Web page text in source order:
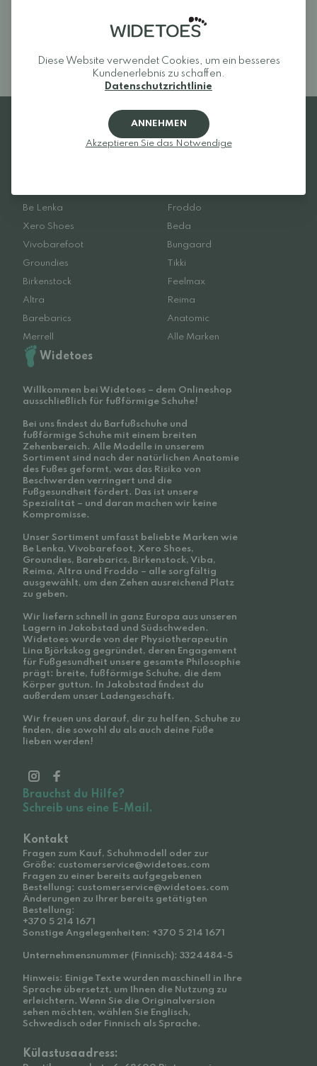
Be Lenka
Froddo
Xero Shoes
Beda
Vivobarefoot
Bungaard
Groundies
Tikki
Birkenstock
Feelmax
Altra
Reima
Barebarics
Anatomic
Merrell
Alle Marken
Widetoes
Willkommen bei Widetoes – dem Onlineshop
ausschließlich für fußförmige Schuhe!
Bei uns findest du Barfußschuhe und
fußförmige Schuhe mit einem breiten
Zehenbereich. Alle Modelle in unserem
Sortiment sind nach der natürlichen Anatomie
des Fußes geformt, was das Risiko von
Beschwerden verringert und die
Fußgesundheit fördert. Das ist unsere
Spezialität – und daran machen wir keine
Kompromisse.
Unser Sortiment umfasst beliebte Marken wie
Be Lenka, Vivobarefoot, Xero Shoes,
Groundies, Barebarics, Birkenstock, Viba,
Reima, Altra und Froddo – alle sorgfältig
ausgewählt, um den Zehen ausreichend Platz
zu geben.
Wir liefern schnell in ganz Europa aus unseren
Lagern in Jakobstad und Südschweden.
Widetoes wurde von der Physiotherapeutin
Lina Björkskog gegründet, deren Engagement
für Fußgesundheit unsere gesamte Philosophie
prägt: breite, fußförmige Schuhe, die dem
Körper guttun. In Jakobstad findest du
außerdem unser Ladengeschäft.
Wir freuen uns darauf, dir zu helfen, Schuhe zu
finden, die sowohl du als auch deine Füße
lieben werden!
Brauchst du Hilfe?
Schreib uns eine E-Mail.
Kontakt
Fragen zum Kauf, Schuhmodell oder zur
Größe: customerservice@widetoes.com
Fragen zu einer bereits aufgegebenen
Bestellung: customerservice@widetoes.com
Änderungen zu Ihrer bereits getätigten
Bestellung:
+370 5 214 1671
Sonstige Angelegenheiten: +370 5 214 1671
Unternehmensnummer (Finnisch): 3324484-5
Hinweis: Einige Texte wurden maschinell in Ihre
Sprache übersetzt, um Ihnen die Nutzung zu
erleichtern. Wenn Sie die Originalversion
sehen möchten, wählen Sie Englisch,
Schwedisch oder Finnisch als Sprache.
Külastusaadress:
Diese Website verwendet Cookies, um ein besseres
Kundenerlebnis zu schaffen.
Datenschutzrichtlinie
ANNEHMEN
Akzeptieren Sie das Notwendige